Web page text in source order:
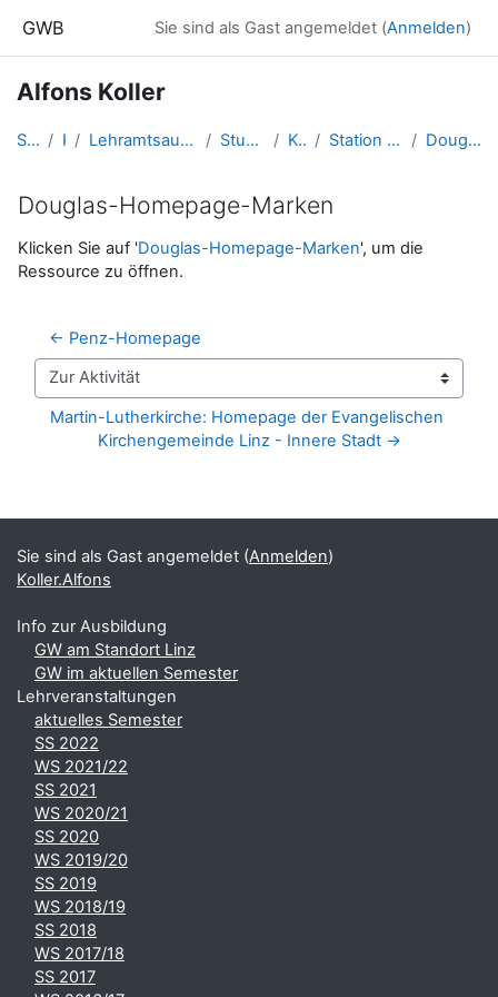
GWB Sie sind als Gast angemeldet (Anmelden)
Alfons Koller
Startseite Kurse Lehramtsausbildung GW im Cluster Österreich Mitte Studentische Lernkurse Koller.Alfons Station Muster: "Martin-Luther-Platz" Douglas-Homepage-Marken
Douglas-Homepage-Marken
Abschlussbedingungen
Klicken Sie auf 'Douglas-Homepage-Marken', um die
Ressource zu öffnen.
← Penz-Homepage
Zur Aktivität
Martin-Lutherkirche: Homepage der Evangelischen
Kirchengemeinde Linz - Innere Stadt →
Ergänzungsblöcke
Sie sind als Gast angemeldet (Anmelden)
Koller.Alfons
Info zur Ausbildung
GW am Standort Linz
GW im aktuellen Semester
Lehrveranstaltungen
aktuelles Semester
SS 2022
WS 2021/22
SS 2021
WS 2020/21
SS 2020
WS 2019/20
SS 2019
WS 2018/19
SS 2018
WS 2017/18
SS 2017